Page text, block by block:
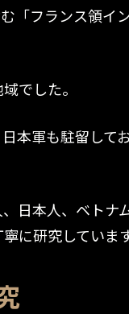
「フランス領イ
でした。
本軍も駐留して
日本人、ベトナ
に研究しています